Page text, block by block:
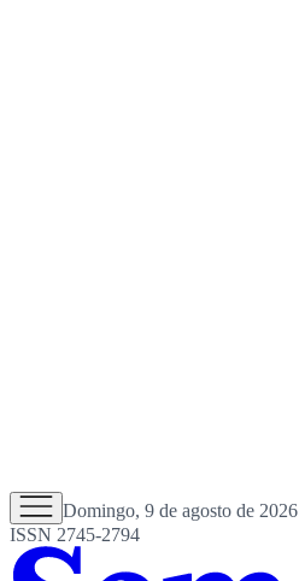
Domingo, 9 de agosto de 2026
ISSN 2745-2794